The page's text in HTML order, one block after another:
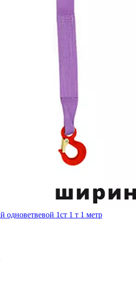
одноветвевой 1ст 1 т 1 метр